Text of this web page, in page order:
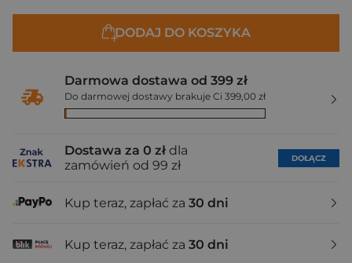
DODAJ DO KOSZYKA
Darmowa dostawa od 399 zł
Do darmowej dostawy brakuje Ci 399,00 zł
Dostawa za 0 zł dla
zamówień od 99 zł
DOŁĄCZ
Kup teraz, zapłać za 30 dni
Kup teraz, zapłać za 30 dni